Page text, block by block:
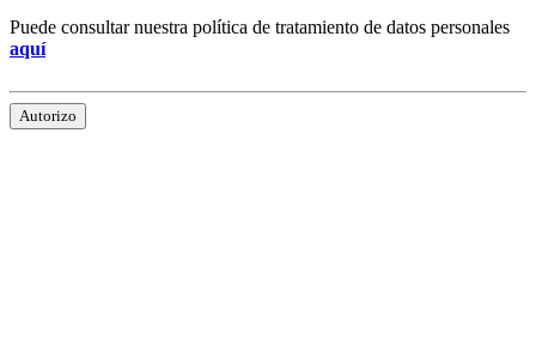
Puede consultar nuestra política de tratamiento de datos personales
aquí
Autorizo